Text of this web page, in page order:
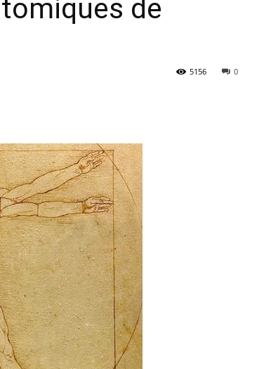
de
0
5156